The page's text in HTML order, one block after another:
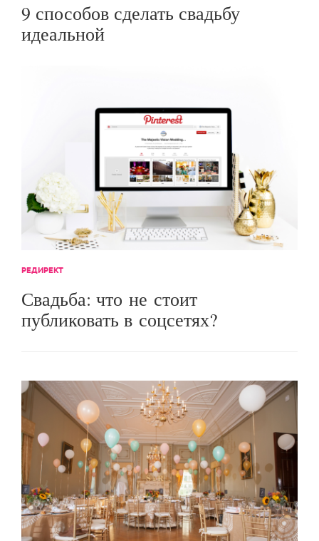
9 способов сделать свадьбу
идеальной
РЕДИРЕКТ
Свадьба: что не стоит
публиковать в соцсетях?